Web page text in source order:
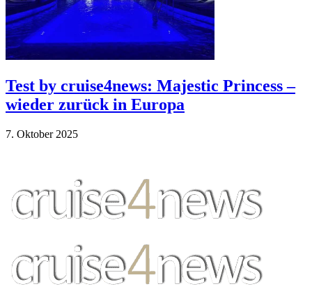
Test by cruise4news: Majestic Princess –
wieder zurück in Europa
7. Ok­to­ber 2025